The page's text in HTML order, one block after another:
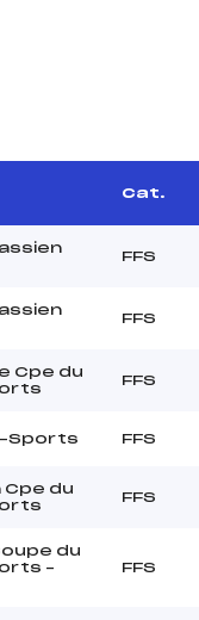
Cat.
FFS
FFS
Cpe du
FFS
Sports FFS
Cpe du
FFS
du
–
FFS